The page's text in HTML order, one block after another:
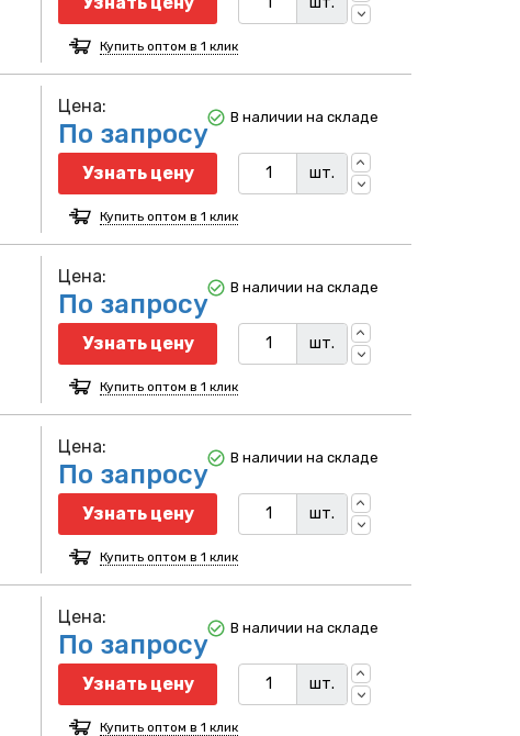
Купить оптом в 1 клик
Цена:
По запросу
Узнать цену шт.
В наличии на складе
Купить оптом в 1 клик
Цена:
По запросу
Узнать цену шт.
В наличии на складе
Купить оптом в 1 клик
Цена:
По запросу
Узнать цену шт.
В наличии на складе
Купить оптом в 1 клик
Цена:
По запросу
Узнать цену шт.
В наличии на складе
Купить оптом в 1 клик